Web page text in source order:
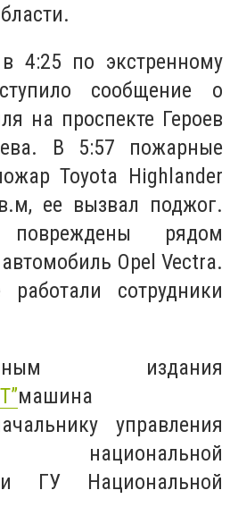
4:25 по экстренному
сообщение о
на проспекте Героев
В 5:57 пожарные
Toyota Highlander
ее вызвал поджог.
рядом
Opel Vectra.
сотрудники
издания
машина
управления
ГУ Национальной